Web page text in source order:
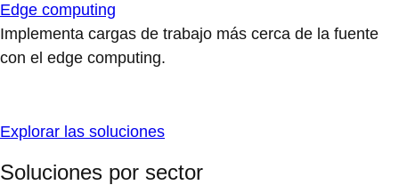
Edge computing
Implementa cargas de trabajo más cerca de la fuente
con el edge computing.
Explorar las soluciones
Soluciones por sector